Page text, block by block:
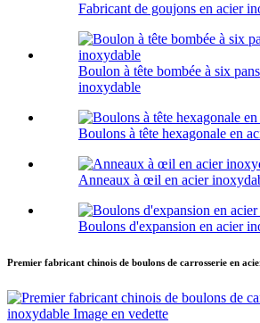
Fabricant de goujons en acier
Boulon à tête bombée à six
inoxydable
Boulons à tête hexagonale en
Anneaux à œil en acier
Boulons d'expansion en acier
Premier fabricant chinois de boulons de carrosserie en